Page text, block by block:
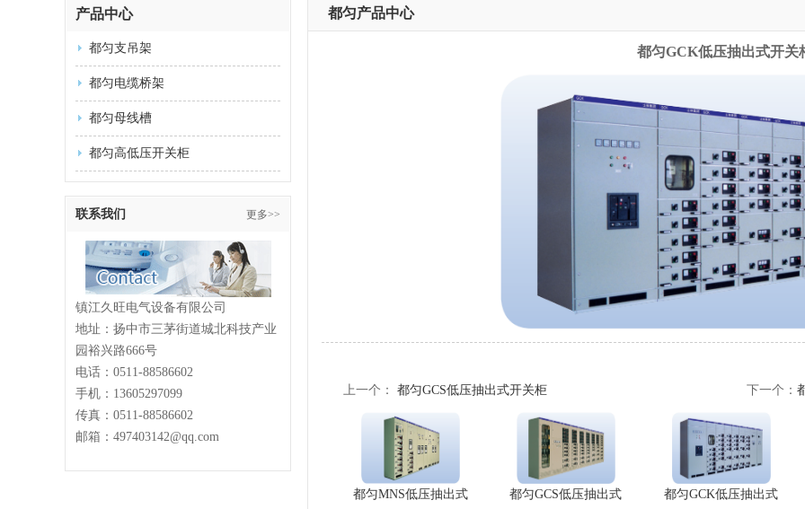
产品中心
都匀支吊架
都匀电缆桥架
都匀母线槽
都匀高低压开关柜
联系我们 更多>>
镇江久旺电气设备有限公司
地址：扬中市三茅街道城北科技产业
园裕兴路666号
电话： 0511-88586602
手机：13605297099
传真： 0511-88586602
邮箱：497403142@qq.com
都匀产品中心
都匀GCK低压抽出式开关
上一个： 都匀GCS低压抽出式开关柜 下一个：
都匀MNS低压抽出式 都匀GCS低压抽出式 都匀GCK低压抽出式